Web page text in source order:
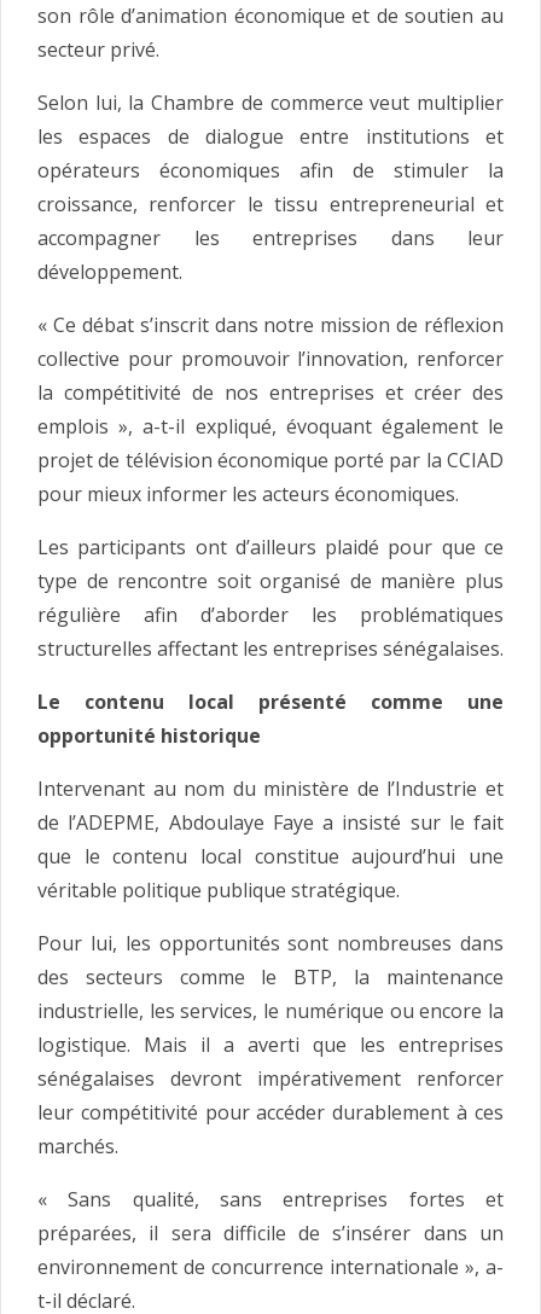
son rôle d’animation économique et de soutien au
secteur privé.
Selon lui, la Chambre de commerce veut multiplier
les espaces de dialogue entre institutions et
opérateurs économiques afin de stimuler la
croissance, renforcer le tissu entrepreneurial et
accompagner les entreprises dans leur
développement.
« Ce débat s’inscrit dans notre mission de réflexion
collective pour promouvoir l’innovation, renforcer
la compétitivité de nos entreprises et créer des
emplois », a-t-il expliqué, évoquant également le
projet de télévision économique porté par la CCIAD
pour mieux informer les acteurs économiques.
Les participants ont d’ailleurs plaidé pour que ce
type de rencontre soit organisé de manière plus
régulière afin d’aborder les problématiques
structurelles affectant les entreprises sénégalaises.
Le contenu local présenté comme une
opportunité historique
Intervenant au nom du ministère de l’Industrie et
de l’ADEPME, Abdoulaye Faye a insisté sur le fait
que le contenu local constitue aujourd’hui une
véritable politique publique stratégique.
Pour lui, les opportunités sont nombreuses dans
des secteurs comme le BTP, la maintenance
industrielle, les services, le numérique ou encore la
logistique. Mais il a averti que les entreprises
sénégalaises devront impérativement renforcer
leur compétitivité pour accéder durablement à ces
marchés.
« Sans qualité, sans entreprises fortes et
préparées, il sera difficile de s’insérer dans un
environnement de concurrence internationale », a-
t-il déclaré.